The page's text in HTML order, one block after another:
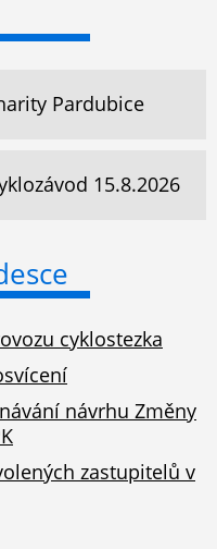
Pardubice
15.8.2026
cyklostezka
návrhu Změny
zastupitelů v